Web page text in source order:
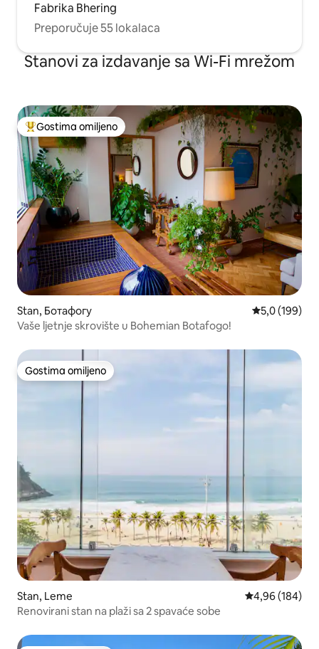
Fabrika Bhering
Preporučuje 55 lokalaca
Stanovi za izdavanje sa Wi-Fi mrežom
Najuspešniji među gostima omiljenim
Gostima omiljeno
Stan, Ботафогу Prosečna
5,0 (199)
Vaše ljetnje skrovište u Bohemian Botafogo!
Gostima omiljeno
Gostima omiljeno
Stan, Leme Prosečna
4,96 (184)
Renovirani stan na plaži sa 2 spavaće sobe